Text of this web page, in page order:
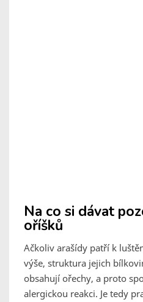
Na co si dávat
oříšků
Ačkoliv arašídy patří k
výše, struktura jejich
obsahují ořechy, a proto
alergickou reakci. Je tedy